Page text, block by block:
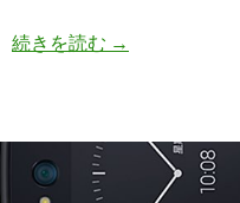
続きを読む 【海外】大出
→